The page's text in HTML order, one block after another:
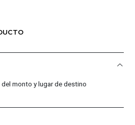
Perfectos Para Complementar
Un Toque De Autenticidad Y
monto y lugar de destino